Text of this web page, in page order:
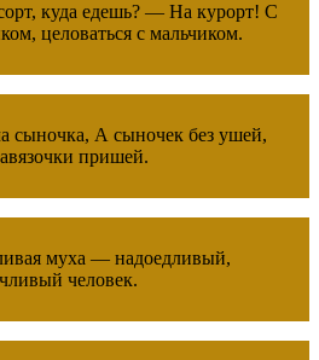
куда едешь? — На курорт! С
целоваться с мальчиком.
сыночка, А сыночек без ушей,
пришей.
муха — надоедливый,
человек.